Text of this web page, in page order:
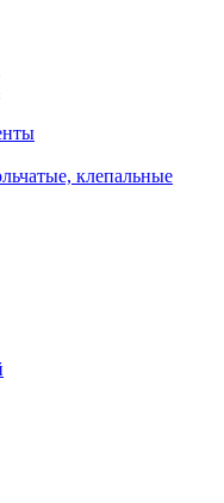
клепальные